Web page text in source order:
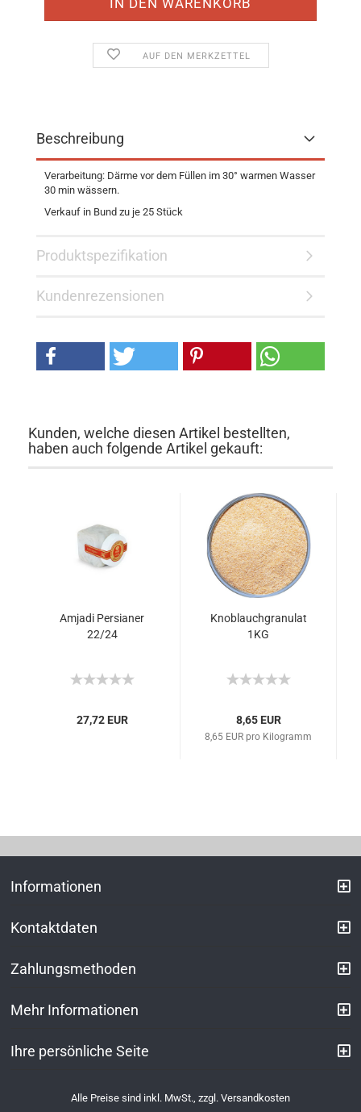
AUF DEN MERKZETTEL
Beschreibung
Verarbeitung: Därme vor dem Füllen im 30° warmen Wasser
30 min wässern.
Verkauf in Bund zu je 25 Stück
Produktspezifikation
Kundenrezensionen
Kunden, welche diesen Artikel bestellten,
haben auch folgende Artikel gekauft:
Amjadi Persianer
22/24
27,72 EUR
Knoblauchgranulat
1KG
8,65 EUR
8,65 EUR pro Kilogramm
Informationen
Kontaktdaten
Zahlungsmethoden
Mehr Informationen
Ihre persönliche Seite
Alle Preise sind inkl. MwSt., zzgl. Versandkosten